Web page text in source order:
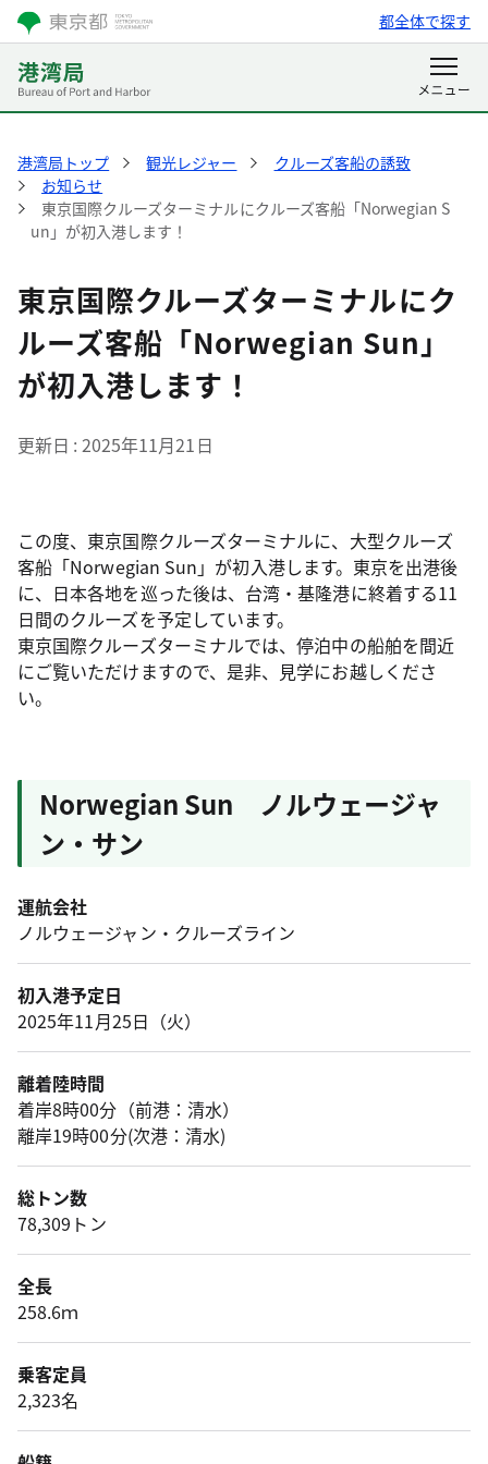
都全体で探す
港湾局トップ 観光レジャー
クルーズ客船の誘致
お知らせ
東京国際クルーズターミナルにクルーズ客船「Norwegian S
un」が初入港します！
東京国際クルーズターミナルにク
ルーズ客船「Norwegian Sun」
が初入港します！
更新日 2025年11月21日
この度、東京国際クルーズターミナルに、大型クルーズ
客船「Norwegian Sun」が初入港します。東京を出港後
に、日本各地を巡った後は、台湾・基隆港に終着する11
日間のクルーズを予定しています。
東京国際クルーズターミナルでは、停泊中の船舶を間近
にご覧いただけますので、是非、見学にお越しくださ
い。
Norwegian Sun ノルウェージャ
ン・サン
運航会社
ノルウェージャン・クルーズライン
初入港予定日
2025年11月25日（火）
離着陸時間
着岸8時00分（前港：清水）
離岸19時00分(次港：清水)
総トン数
78,309トン
全長
258.6ｍ
乗客定員
2,323名